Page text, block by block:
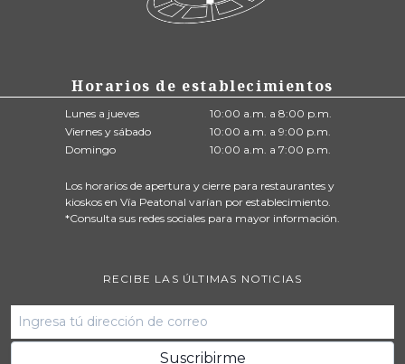
Horarios de establecimientos
Lunes a jueves
10:00 a.m. a 8:00 p.m.
Viernes y sábado
10:00 a.m. a 9:00 p.m.
Domingo
10:00 a.m. a 7:00 p.m.
Los horarios de apertura y cierre para restaurantes y
kioskos en Vía Peatonal varían por establecimiento.
*Consulta sus redes sociales para mayor información.
RECIBE LAS ÚLTIMAS NOTICIAS